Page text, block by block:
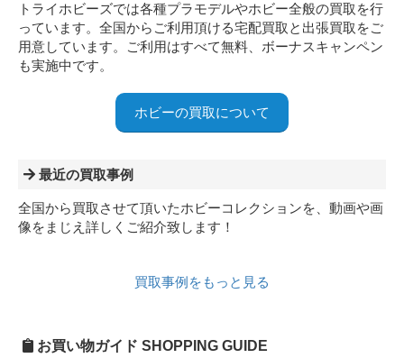
トライホビーズでは各種プラモデルやホビー全般の買取を行
っています。全国からご利用頂ける宅配買取と出張買取をご
用意しています。ご利用はすべて無料、ボーナスキャンペン
も実施中です。
ホビーの買取について
最近の買取事例
全国から買取させて頂いたホビーコレクションを、動画や画
像をまじえ詳しくご紹介致します！
買取事例をもっと見る
お買い物ガイド SHOPPING GUIDE